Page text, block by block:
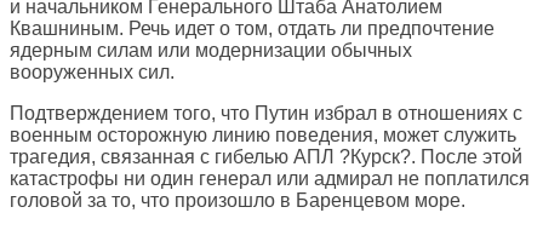
и начальником Генерального Штаба Анатолием
Квашниным. Речь идет о том, отдать ли предпочтение
ядерным силам или модернизации обычных
вооруженных сил.
Подтверждением того, что Путин избрал в отношениях с
военным осторожную линию поведения, может служить
трагедия, связанная с гибелью АПЛ ?Курск?. После этой
катастрофы ни один генерал или адмирал не поплатился
головой за то, что произошло в Баренцевом море.